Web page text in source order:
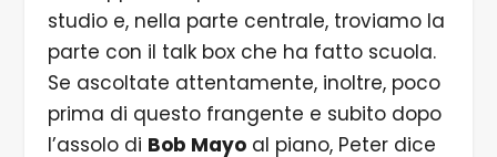
studio e, nella parte centrale, troviamo la
parte con il talk box che ha fatto scuola.
Se ascoltate attentamente, inoltre, poco
prima di questo frangente e subito dopo
l’assolo di Bob Mayoal piano, Peter dice